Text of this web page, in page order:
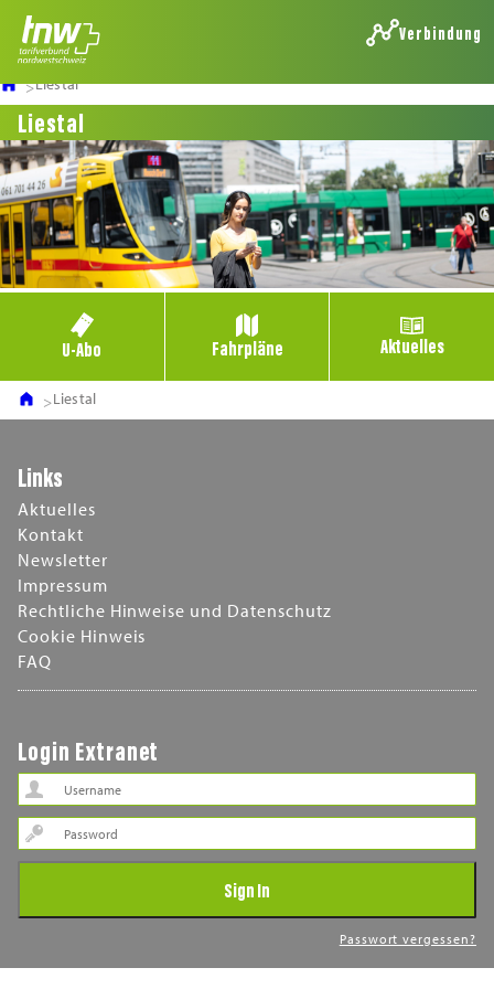
Verbindung
Liestal
Liestal
U-Abo Fahrpläne Aktuelles
Liestal
Links
Aktuelles
Kontakt
Newsletter
Impressum
Rechtliche Hinweise und Datenschutz
Cookie Hinweis
FAQ
Login Extranet
Password
Sign In
Passwort vergessen?